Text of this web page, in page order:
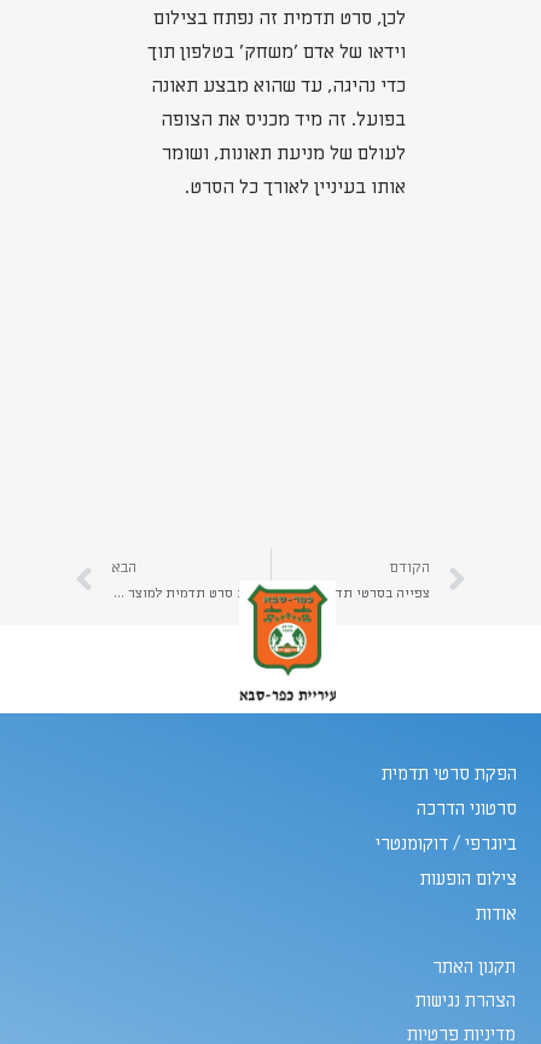
לכן, סרט תדמית זה נפתח בצילום
וידאו של אדם 'משחק' בטלפון תוך
כדי נהיגה, עד שהוא מבצע תאונה
בפועל. זה מיד מכניס את הצופה
לעולם של מניעת תאונות, ושומר
אותו בעיניין לאורך כל הסרט.
הקודם
צפייה בסרטי תדמית ובסרטוני תדמית לעסקים דרך האינטרנט | יהב הפקות
הבא
הפקת סרט תדמית למוצר פיזי- שתפו את הלקוח בחוויה | קראו כאן המלצות להפקת סרט תדמית למוצר פיזי | יהב הפקות
הפקת סרטי תדמית
סרטוני הדרכה
ביוגרפי / דוקומנטרי
צילום הופעות
אודות
תקנון האתר
הצהרת נגישות
מדיניות פרטיות